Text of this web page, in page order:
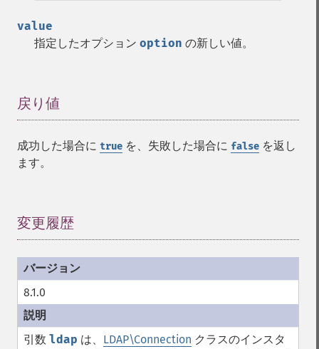
value
指定したオプション option の新しい値。
戻り値
成功した場合に true を、失敗した場合に false を返し
ます。
変更履歴
8.1.0
引数 ldap は、 LDAP\Connection クラスのインスタ